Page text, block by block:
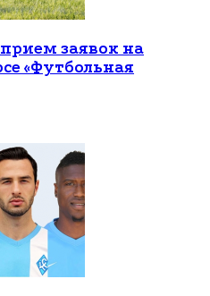
заявок на
«Футбольная